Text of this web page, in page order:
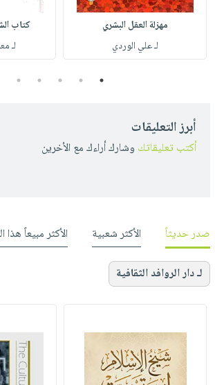
مهزلة العقل البشري
لـ علي الوردي
كتاب
لـ
1
2
3
4
5
أبرز التعليقات
أكتب تعليقاتك وشارك أراءك مع الأخرين
صدر حديثاً الأكثر شعبية الأكثر مبيعاً هذا
لـ دار الروافد الثقافية